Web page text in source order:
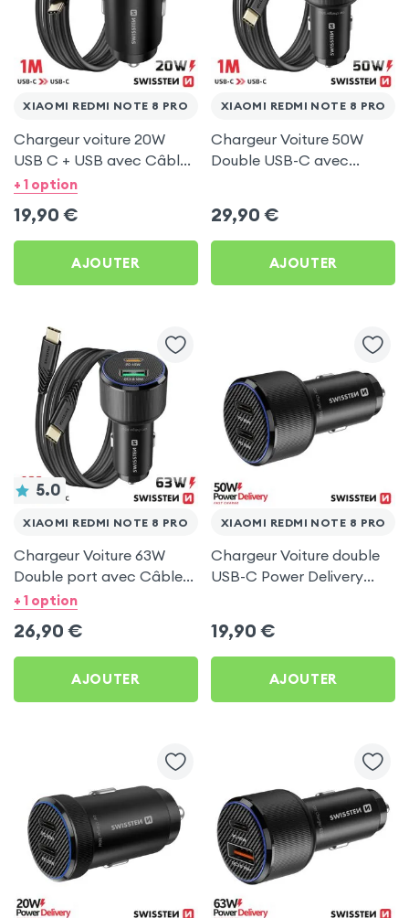
XIAOMI REDMI NOTE 8 PRO
Chargeur voiture 20W
USB C + USB avec Câble
type C Swissten pour
+ 1 option
19,90 €
AJOUTER
XIAOMI REDMI NOTE 8 PRO
Chargeur Voiture 50W
Double USB-C avec
29,90 €
AJOUTER
5.0
XIAOMI REDMI NOTE 8 PRO
Chargeur Voiture 63W
Double port avec Câble
USB C 1m pour Xiaomi
+ 1 option
26,90 €
AJOUTER
XIAOMI REDMI NOTE 8 PRO
Chargeur Voiture double
USB-C Power Delivery
19,90 €
AJOUTER